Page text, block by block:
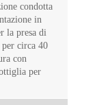
condotta
in
la presa di
circa 40
con
per